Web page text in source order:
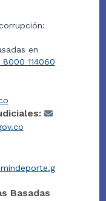
en
114060
Basadas